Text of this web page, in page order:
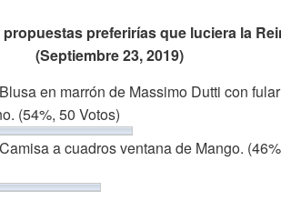
propuestas preferirías que luciera la
(Septiembre 23, 2019)
en marrón de Massimo Dutti con
(54%, 50 Votos)
a cuadros ventana de Mango.